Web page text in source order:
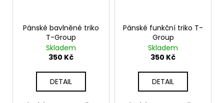
Pánské bavlněné triko
T-Group
Skladem
350 Kč
DETAIL
Pánské funkční triko T-
Group
Skladem
350 Kč
DETAIL